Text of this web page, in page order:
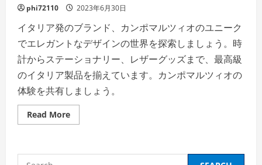
phi72110 2023年6月30日
イタリア発のブランド、カンポマルツィオのユニーク
でエレガントなデザインの世界を探索しましょう。時
計からステーショナリー、レザーグッズまで、最高級
のイタリア製品を揃えています。カンポマルツィオの
体験を共有しましょう。
Read MoreRead
more
ポ
Search